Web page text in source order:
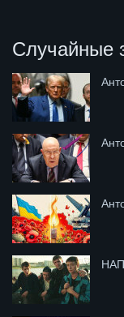
Случайные